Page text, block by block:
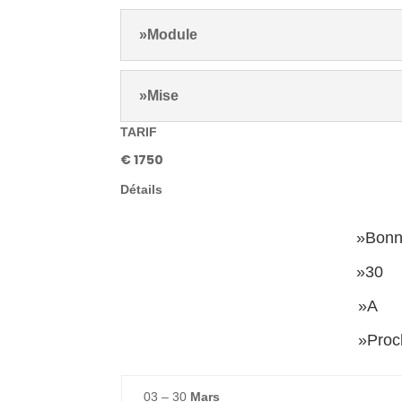
»Module
»Mise
TARIF
€ 1750
Détails
»30
»A
03 – 30 Mars